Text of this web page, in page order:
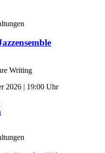
Writing
2026 | 19:00 Uhr